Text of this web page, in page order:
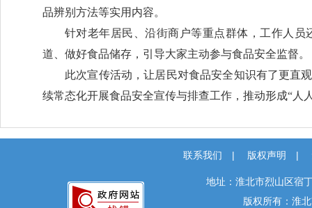
品辨别方法等实用内容。
针对老年居民、沿街商户等重点群体，工作人员
道、做好食品储存，引导大家主动参与食品安全监督。
此次宣传活动，让居民对食品安全知识有了更直
续常态化开展食品安全宣传与排查工作，推动形成“
联系我们 | 版权声明 |
地址：淮北市烈山区宿
版权所有：淮